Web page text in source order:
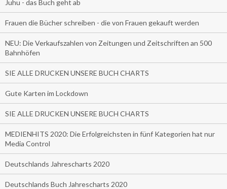
Juhu - das Buch geht ab
Frauen die Bücher schreiben - die von Frauen gekauft werden
NEU: Die Verkaufszahlen von Zeitungen und Zeitschriften an 500
Bahnhöfen
SIE ALLE DRUCKEN UNSERE BUCH CHARTS
Gute Karten im Lockdown
SIE ALLE DRUCKEN UNSERE BUCH CHARTS
MEDIENHITS 2020: Die Erfolgreichsten in fünf Kategorien hat nur
Media Control
Deutschlands Jahrescharts 2020
Deutschlands Buch Jahrescharts 2020